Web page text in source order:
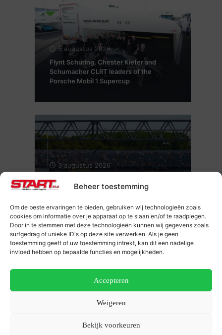
Beheer toestemming
Om de beste ervaringen te bieden, gebruiken wij technologieën zoals
cookies om informatie over je apparaat op te slaan en/of te raadplegen.
Door in te stemmen met deze technologieën kunnen wij gegevens zoals
surfgedrag of unieke ID's op deze site verwerken. Als je geen
toestemming geeft of uw toestemming intrekt, kan dit een nadelige
invloed hebben op bepaalde functies en mogelijkheden.
Accepteren
Weigeren
Bekijk voorkeuren
5 augustus 2026
Flynt Schuring, Chester Kiefer and
Schumacher CLRT leaders of the
Porsche Mobil 1 Supercup
3 augustus 2026
Intens en spectaculair weekend in
Assen voor de Porsche Carrera Cup
30 juli 2026
Porsche Carrera Cup Benelux trekt met